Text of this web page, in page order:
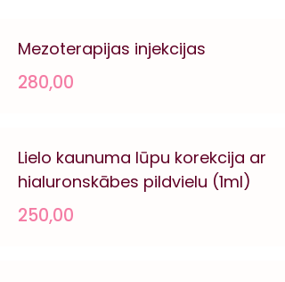
Mezoterapijas injekcijas
280,00
Lielo kaunuma lūpu korekcija ar
hialuronskābes pildvielu (1ml)
250,00